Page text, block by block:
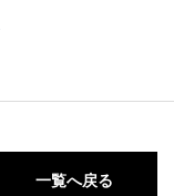
一覧へ戻る